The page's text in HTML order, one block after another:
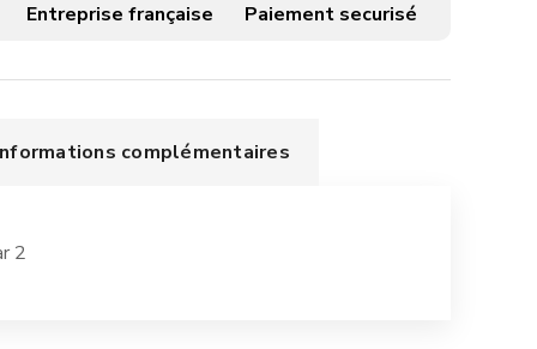
Entreprise française Paiement securisé
complémentaires
2